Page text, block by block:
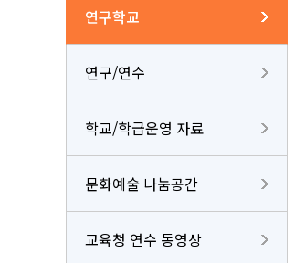
연구학교
연구/연수
학교/학급운영 자료
문화예술 나눔공간
교육청 연수 동영상